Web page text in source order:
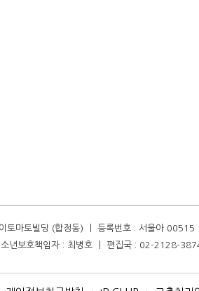
토마토빌딩 (합정동) ㅣ 등록번호 : 서울아
소년보호책임자 : 최병호 ㅣ 편집국 : 02-2128-